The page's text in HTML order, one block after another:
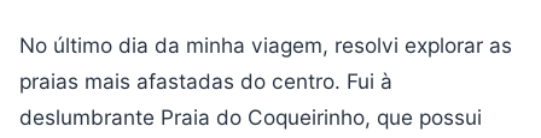
No último dia da minha viagem, resolvi explorar as
praias mais afastadas do centro. Fui à
deslumbrante Praia do Coqueirinho, que possui